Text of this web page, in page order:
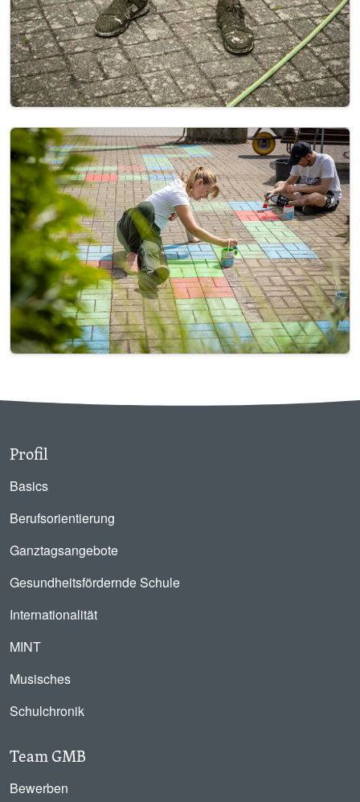
Image
Profil
Basics
Berufsorientierung
Ganztagsangebote
Gesundheitsfördernde Schule
Internationalität
MINT
Musisches
Schulchronik
Team GMB
Bewerben